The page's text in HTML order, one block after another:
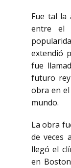
Fue tal la
entre el
extendió
fue
futuro
obra en el
mundo.
La obra
de veces
llegó el
en